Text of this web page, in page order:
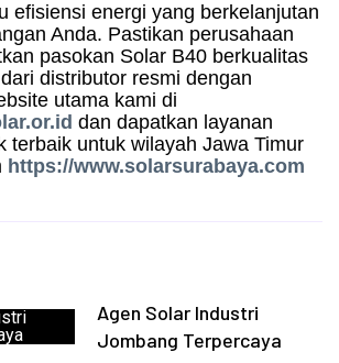
efisiensi energi yang berkelanjutan
Anda. Pastikan perusahaan
pasokan Solar B40 berkualitas
distributor resmi dengan
utama kami di
dan dapatkan layanan
terbaik untuk wilayah Jawa Timur
https://www.solarsurabaya.com
Agen Solar Industri
Jombang Terpercaya